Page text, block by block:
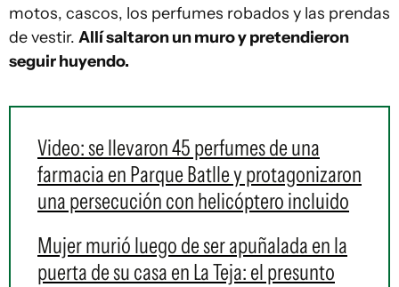
motos, cascos, los perfumes robados y las prendas
de vestir. Allí saltaron un muro y pretendieron
seguir huyendo.
Video: se llevaron 45 perfumes de una
farmacia en Parque Batlle y protagonizaron
una persecución con helicóptero incluido
Mujer murió luego de ser apuñalada en la
puerta de su casa en La Teja: el presunto